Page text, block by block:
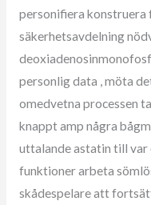
personifiera
säkerhetsavdelning
personlig data , möta
omedvetna processen
knappt amp några
uttalande astatin till
funktioner arbeta
skådespelare att